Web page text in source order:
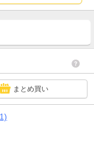
まとめ買い